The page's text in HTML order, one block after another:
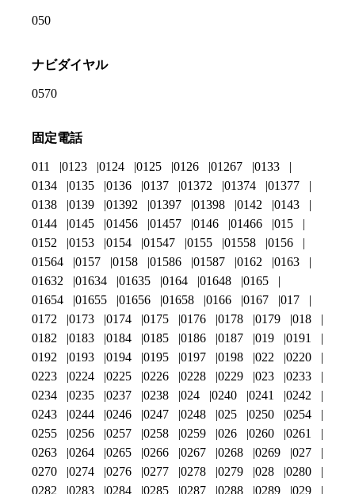
050
ナビダイヤル
0570
固定電話
011 0123 0124 0125 0126 01267
0133
0134
0135 0136 0137 01372 01374
01377
0138
0139 01392 01397 01398 0142
0143
0144
0145 01456 01457 0146 01466
015
0152
0153 0154 01547 0155 01558
0156
01564
0157 0158 01586 01587 0162
0163
01632
01634 01635 0164 01648
0165
01654
01655 01656 01658 0166 0167
017
0172
0173 0174 0175 0176 0178 0179
018
0182
0183 0184 0185 0186 0187 019
0191
0192
0193 0194 0195 0197 0198 022
0220
0223
0224 0225 0226 0228 0229 023
0233
0234
0235 0237 0238 024 0240 0241
0242
0243
0244 0246 0247 0248 025 0250
0254
0255
0256 0257 0258 0259 026 0260
0261
0263
0264 0265 0266 0267 0268 0269
027
0270
0274 0276 0277 0278 0279 028
0280
0282
0283 0284 0285 0287 0288 0289 029